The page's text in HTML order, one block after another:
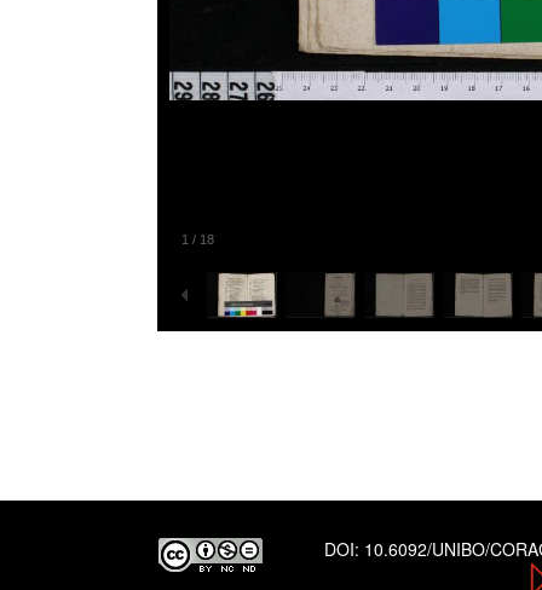
1 / 18
DOI: 10.6092/UNIBO/